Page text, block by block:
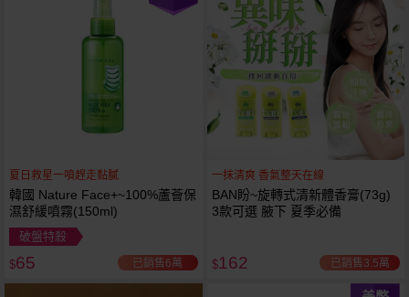
夏日救星一噴趕走黏膩
韓國 Nature Face+~100%蘆薈保
濕舒緩噴霧(150ml)
破盤特殺
$65 已銷售6萬
一抹清爽 香氣整天在線
BAN盼~旋轉式清新體香膏(73g)
3款可選 腋下 夏季必備
$162 已銷售3.5萬